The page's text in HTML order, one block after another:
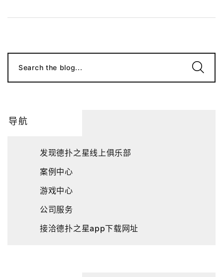
Search the blog...
导航
发现德扑之星线上俱乐部
案例中心
游戏中心
公司服务
接洽德扑之星app下载网址